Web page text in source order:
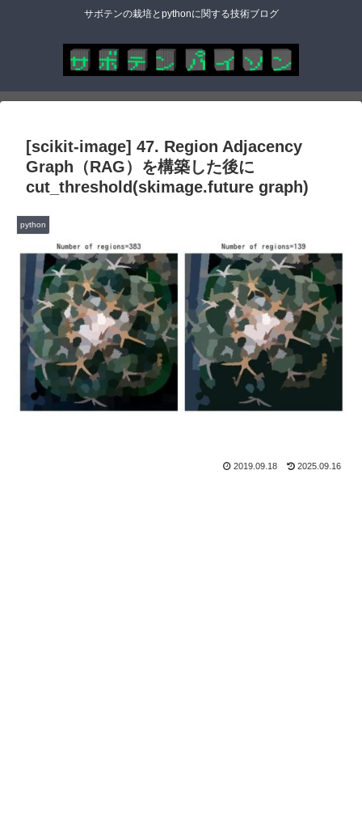
サボテンの栽培とpythonに関する技術ブログ
[scikit-image] 47. Region Adjacency
Graph（RAG）を構築した後に
cut_threshold(skimage.future graph)
python
2019.09.18 2025.09.16